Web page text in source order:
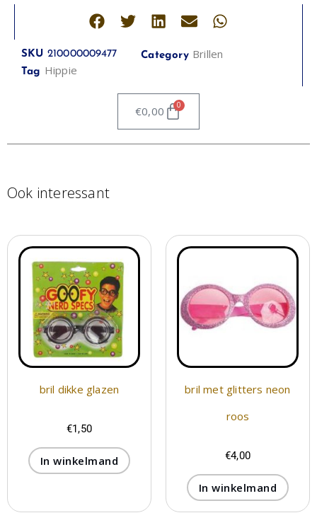
SKU 210000009477 Category Brillen
Tag Hippie
€0,00 0
Ook interessant
bril dikke glazen
€1,50
In winkelmand
bril met glitters neon
roos
€4,00
In winkelmand